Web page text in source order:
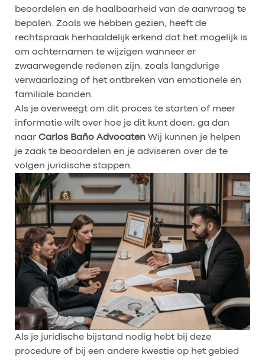
beoordelen en de haalbaarheid van de aanvraag te
bepalen. Zoals we hebben gezien, heeft de
rechtspraak herhaaldelijk erkend dat het mogelijk is
om achternamen te wijzigen wanneer er
zwaarwegende redenen zijn, zoals langdurige
verwaarlozing of het ontbreken van emotionele en
familiale banden.
Als je overweegt om dit proces te starten of meer
informatie wilt over hoe je dit kunt doen, ga dan
naar Carlos Baño Advocaten Wij kunnen je helpen
je zaak te beoordelen en je adviseren over de te
volgen juridische stappen.
Als je juridische bijstand nodig hebt bij deze
procedure of bij een andere kwestie op het gebied